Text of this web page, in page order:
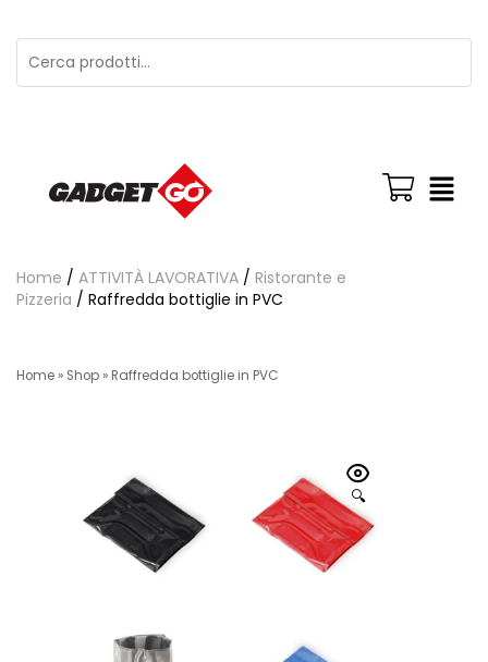
Home / ATTIVITÀ LAVORATIVA / Ristorante e
Pizzeria / Raffredda bottiglie in PVC
Home » Shop » Raffredda bottiglie in PVC
🔍